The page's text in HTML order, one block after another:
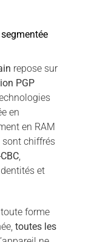
repose sur
PGP
en
en RAM
sont chiffrés
et
forme
toutes les